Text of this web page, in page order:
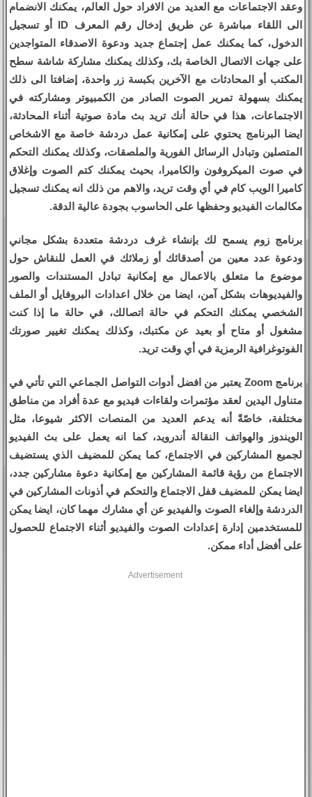
وعقد الاجتماعات مع العديد من الافراد حول العالم، يمكنك الانضمام
الى اللقاء مباشرة عن طريق إدخال رقم المعرف ID أو تسجيل
الدخول، كما يمكنك عمل إجتماع جديد ودعوة الاصدقاء المتواجدين
على جهات الاتصال الخاصة بك، وكذلك يمكنك مشاركة شاشة سطح
المكتب أو المحادثات مع الآخرين بكبسة زر واحدة، إضافتا الى ذلك
يمكنك بسهولة تمرير الصوت الصادر من الكمبيوتر ومشاركته في
الاجتماعات، هذا في حالة أنك تريد بث مادة صوتية أثناء المحادثة،
ايضا البرنامج يحتوي على إمكانية عمل دردشة خاصة مع الاشخاص
المتصلين وتبادل الرسائل الفورية والملصقات، وكذلك يمكنك التحكم
في صوت الميكروفون والكاميرا، بحيث يمكنك كتم الصوت وإغلاق
كاميرا الويب كام في أي وقت تريد، والاهم من ذلك انه يمكنك تسجيل
مكالمات الفيديو وحفظها على الحاسوب بجودة عالية الدقة.
برنامج زوم يسمح لك بإنشاء غرف دردشة متعددة بشكل مجاني
ودعوة عدد معين من أصدقائك أو زملائك في العمل للنقاش حول
موضوع ما متعلق بالاعمال مع إمكانية تبادل المستندات والصور
والفيديوهات بشكل آمن، ايضا من خلال اعدادات البروفايل أو الملف
الشخصي يمكنك التحكم في حالة اتصالك، في حالة ما إذا كنت
مشغول أو متاح أو بعيد عن مكتبك، وكذلك يمكنك تغيير صورتك
الفوتوغرافية الرمزية في أي وقت تريد.
برنامج Zoom يعتبر من افضل أدوات التواصل الجماعي التي تأتي في
متناول اليدين لعقد مؤتمرات ولقاءات فيديو مع عدة أفراد من مناطق
مختلفة، خاصّةً أنه يدعم العديد من المنصات الاكثر شيوعا، مثل
الويندوز والهواتف النقالة أندرويد، كما انه يعمل على بث الفيديو
لجميع المشاركين في الاجتماع، كما يمكن للمضيف الذي يستضيف
الاجتماع من رؤية قائمة المشاركين مع إمكانية دعوة مشاركين جدد،
ايضا يمكن للمضيف قفل الاجتماع والتحكم في أذونات المشاركين في
الدردشة وإلغاء الصوت والفيديو عن أي مشارك مهما كان، ايضا يمكن
للمستخدمين إدارة إعدادات الصوت والفيديو أثناء الاجتماع للحصول
على أفضل أداء ممكن.
Advertisement